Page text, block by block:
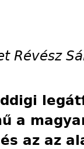
Révész
a
az az